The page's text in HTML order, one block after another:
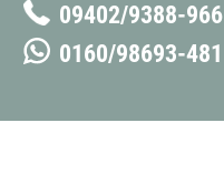
09402/9388-966
0160/98693-481